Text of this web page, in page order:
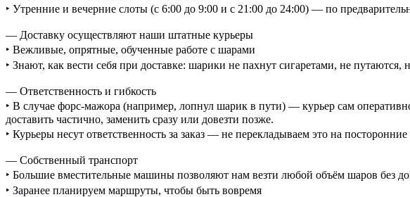
‣ Утренние и вечерние слоты (с 6:00 до 9:00 и с 21:00 до 24:00) — по
— Доставку осуществляют наши штатные курьеры
‣ Вежливые, опрятные, обученные работе с шарами
‣ Знают, как вести себя при доставке: шарики не пахнут сигаретами, не путаются,
— Ответственность и гибкость
‣ В случае форс-мажора (например, лопнул шарик в пути) — курьер сам
доставить частично, заменить сразу или довезти позже.
‣ Курьеры несут ответственность за заказ — не перекладываем это на
— Собственный транспорт
‣ Большие вместительные машины позволяют нам везти любой объём шаров без
‣ Заранее планируем маршруты, чтобы быть вовремя